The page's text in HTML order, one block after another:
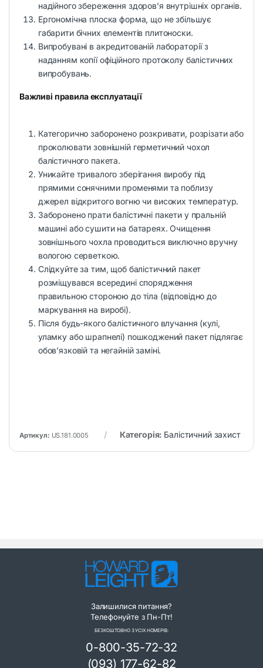
надійного збереження здоров’я внутрішніх органів.
Ергономічна плоска форма, що не збільшує
габарити бічних елементів плитоноски.
Випробувані в акредитованій лабораторії з
наданням копії офіційного протоколу балістичних
випробувань.
Важливі правила експлуатації
Категорично заборонено розкривати, розрізати або
проколювати зовнішній герметичний чохол
балістичного пакета.
Уникайте тривалого зберігання виробу під
прямими сонячними променями та поблизу
джерел відкритого вогню чи високих температур.
Заборонено прати балістичні пакети у пральній
машині або сушити на батареях. Очищення
зовнішнього чохла проводиться виключно вручну
вологою серветкою.
Слідкуйте за тим, щоб балістичний пакет
розміщувався всередині спорядження
правильною стороною до тіла (відповідно до
маркування на виробі).
Після будь-якого балістичного влучання (кулі,
уламку або шрапнелі) пошкоджений пакет підлягає
обов’язковій та негайній заміні.
Артикул: US.181.0005 Категорія: Балістичний захист
Залишилися питання?
Телефонуйте з Пн-Пт!
БЕЗКОШТОВНО З УСІХ НОМЕРІВ:
0-800-35-72-32
(093) 177-62-82